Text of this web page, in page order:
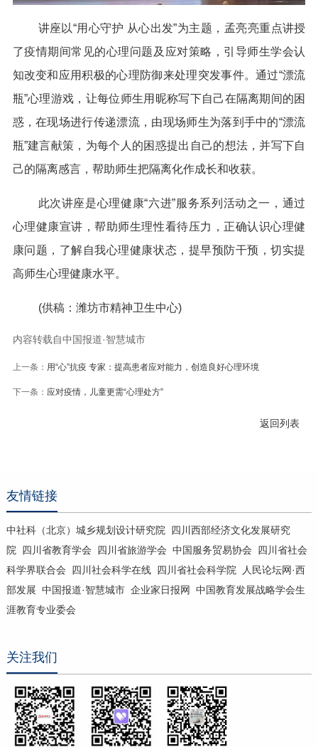
讲座以“用心守护 从心出发”为主题，孟亮亮重点讲授
了疫情期间常见的心理问题及应对策略，引导师生学会认
知改变和应用积极的心理防御来处理突发事件。通过“漂流
瓶”心理游戏，让每位师生用昵称写下自己在隔离期间的困
惑，在现场进行传递漂流，由现场师生为落到手中的“漂流
瓶”建言献策，为每个人的困惑提出自己的想法，并写下自
己的隔离感言，帮助师生把隔离化作成长和收获。
此次讲座是心理健康“六进”服务系列活动之一，通过
心理健康宣讲，帮助师生理性看待压力，正确认识心理健
康问题，了解自我心理健康状态，提早预防干预，切实提
高师生心理健康水平。
(供稿：潍坊市精神卫生中心)
内容转载自中国报道·智慧城市
上一条： 用“心”抗疫 专家：提高患者应对能力，创造良好心理环境
下一条： 应对疫情，儿童更需“心理处方”
返回列表
友情链接
中社科（北京）城乡规划设计研究院 四川西部经济文化发展研究
院 四川省教育学会 四川省旅游学会 中国服务贸易协会
四川省社会
科学界联合会
四川社会科学在线 四川省社会科学院
人民论坛网·西
部发展 中国报道·智慧城市 企业家日报网
中国教育发展战略学会生
涯教育专业委会
关注我们